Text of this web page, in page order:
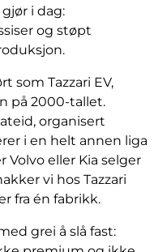
i dag:
og støpt
som Tazzari EV,
på 2000-tallet.
organisert
i en helt annen liga
Volvo eller Kia selger
vi hos Tazzari
fra én fabrikk.
grei å slå fast: